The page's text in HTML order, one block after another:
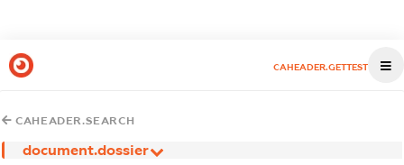
CAHEADER.GETTEST
CAHEADER.SEARCH
document.dossier